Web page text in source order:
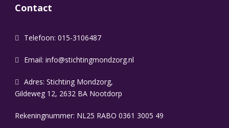
Contact
Telefoon: 015-3106487
Email: info@stichtingmondzorg.nl
Adres: Stichting Mondzorg,
Gildeweg 12, 2632 BA Nootdorp
Rekeningnummer: NL25 RABO 0361 3005 49